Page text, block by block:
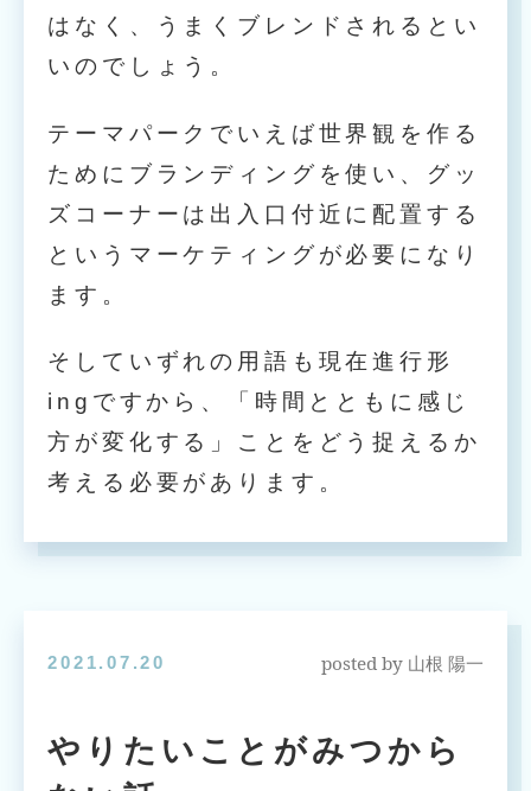
はなく、うまくブレンドされるとい
いのでしょう。
テーマパークでいえば世界観を作る
ためにブランディングを使い、グッ
ズコーナーは出入口付近に配置する
というマーケティングが必要になり
ます。
そしていずれの用語も現在進行形
ingですから、「時間とともに感じ
方が変化する」ことをどう捉えるか
考える必要があります。
2021.07.20 posted by 山根 陽一
やりたいことがみつから